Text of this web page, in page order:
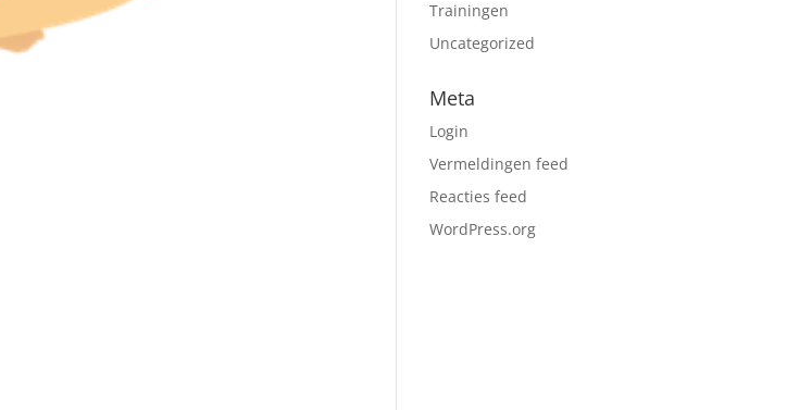
Trainingen
Uncategorized
Meta
Login
Vermeldingen feed
Reacties feed
WordPress.org